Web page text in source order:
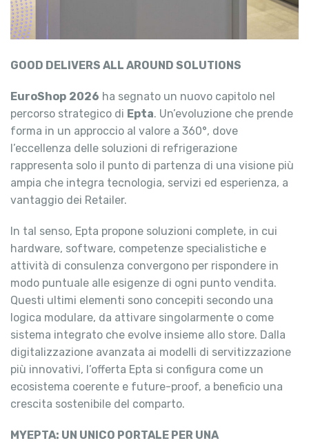
GOOD DELIVERS ALL AROUND SOLUTIONS
EuroShop 2026 ha segnato un nuovo capitolo nel
percorso strategico di Epta. Un’evoluzione che prende
forma in un approccio al valore a 360°, dove
l’eccellenza delle soluzioni di refrigerazione
rappresenta solo il punto di partenza di una visione più
ampia che integra tecnologia, servizi ed esperienza, a
vantaggio dei Retailer.
In tal senso, Epta propone soluzioni complete, in cui
hardware, software, competenze specialistiche e
attività di consulenza convergono per rispondere in
modo puntuale alle esigenze di ogni punto vendita.
Questi ultimi elementi sono concepiti secondo una
logica modulare, da attivare singolarmente o come
sistema integrato che evolve insieme allo store. Dalla
digitalizzazione avanzata ai modelli di servitizzazione
più innovativi, l’offerta Epta si configura come un
ecosistema coerente e future-proof, a beneficio una
crescita sostenibile del comparto.
MYEPTA: UN UNICO PORTALE PER UNA